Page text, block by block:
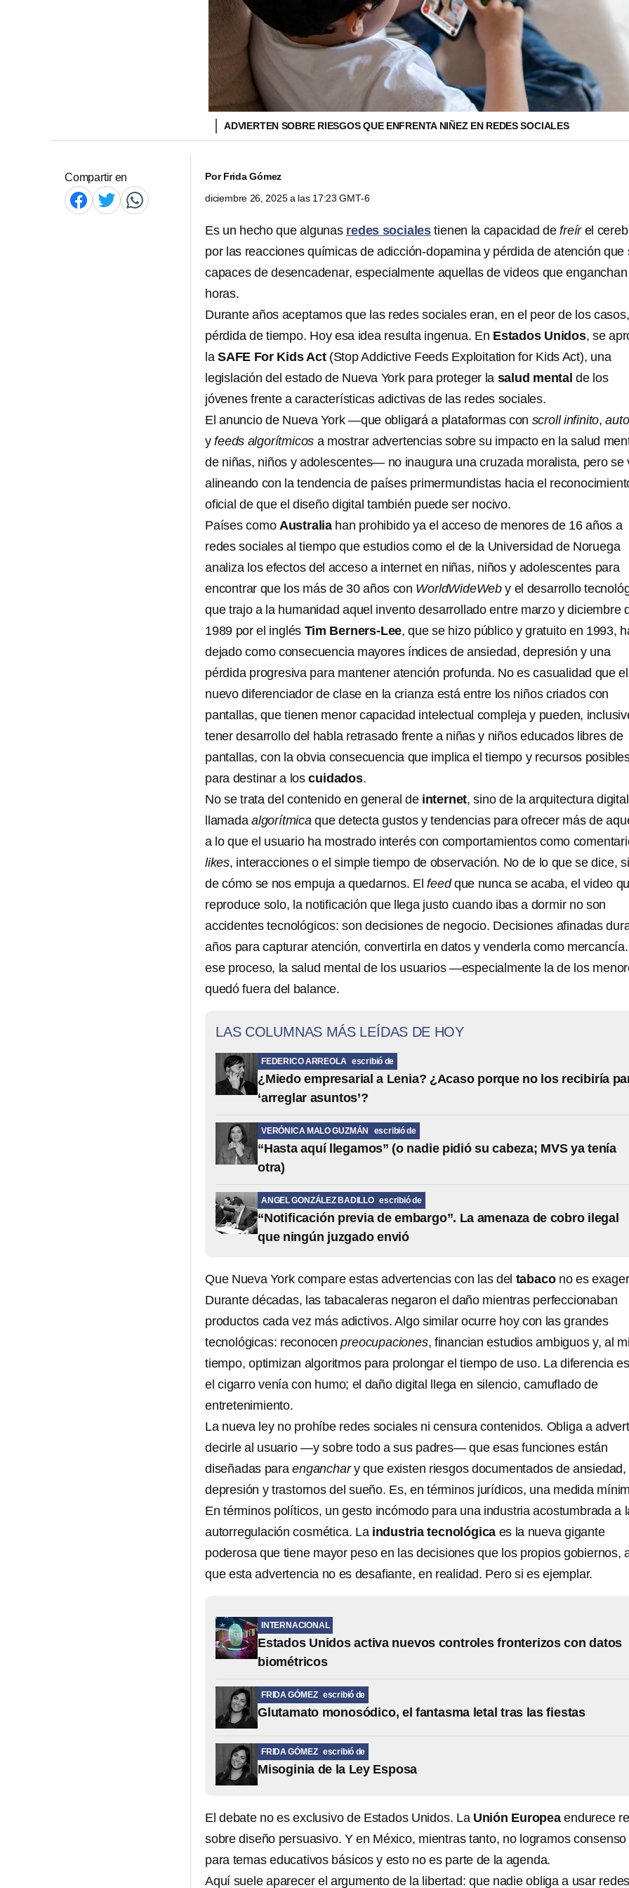
ADVIERTEN SOBRE RIESGOS QUE ENFRENTA NIÑEZ EN REDES SOCIALES
Compartir en PorFrida Gómez
diciembre 26, 2025 a las 17:23 GMT-6
Es un hecho que algunas redes sociales tienen la capacidad defreírel
por las reacciones químicas de adicción-dopamina y pérdida de atención que
capaces de desencadenar, especialmente aquellas de videos que
horas.
Durante años aceptamos que las redes sociales eran, en el peor de los
pérdida de tiempo. Hoy esa idea resulta ingenua. En Estados Unidos, se
la SAFE For Kids Act(Stop Addictive Feeds Exploitation for Kids Act), una
legislación del estado de Nueva York para proteger la salud mentalde los
jóvenes frente a características adictivas de las redes sociales.
El anuncio de Nueva York —que obligará a plataformas con scroll infinito,
yfeeds algorítmicos a mostrar advertencias sobre su impacto en la salud
de niñas, niños y adolescentes— no inaugura una cruzada moralista, pero se
alineando con la tendencia de países primermundistas hacia el
oficial de que el diseño digital también puede ser nocivo.
Países como Australia han prohibido ya el acceso de menores de 16 años a
redes sociales al tiempo que estudios como el de la Universidad de Noruega
analiza los efectos del acceso a internet en niñas, niños y adolescentes para
encontrar que los más de 30 años con WorldWideWeb y el desarrollo
que trajo a la humanidad aquel invento desarrollado entre marzo y diciembre
1989 por el inglés Tim Berners-Lee, que se hizo público y gratuito en 1993,
dejado como consecuencia mayores índices de ansiedad, depresión y una
pérdida progresiva para mantener atención profunda. No es casualidad que el
nuevo diferenciador de clase en la crianza está entre los niños criados con
pantallas, que tienen menor capacidad intelectual compleja y pueden,
tener desarrollo del habla retrasado frente a niñas y niños educados libres de
pantallas, con la obvia consecuencia que implica el tiempo y recursos
para destinar a loscuidados.
No se trata del contenido en general de internet, sino de la arquitectura digital
llamada algorítmicaque detecta gustos y tendencias para ofrecer más de
a lo que el usuario ha mostrado interés con comportamientos como
likes, interacciones o el simple tiempo de observación. No de lo que se dice,
de cómo se nos empuja a quedarnos. Elfeedque nunca se acaba, el video
reproduce solo, la notificación que llega justo cuando ibas a dormir no son
accidentes tecnológicos: son decisiones de negocio. Decisiones afinadas
años para capturar atención, convertirla en datos y venderla como
ese proceso, la salud mental de los usuarios —especialmente la de los
quedó fuera del balance.
LAS COLUMNAS MÁS LEÍDAS DE HOY
FEDERICO ARREOLA escribió de
¿Miedo empresarial a Lenia? ¿Acaso porque no los recibiría
‘arreglar asuntos’?
VERÓNICA MALO GUZMÁN escribió de
“Hasta aquí llegamos” (o nadie pidió su cabeza; MVS ya tenía
otra)
ANGEL GONZÁLEZ BADILLO escribió de
“Notificación previa de embargo”. La amenaza de cobro ilegal
que ningún juzgado envió
Que Nueva York compare estas advertencias con las del tabaco no es
Durante décadas, las tabacaleras negaron el daño mientras perfeccionaban
productos cada vez más adictivos. Algo similar ocurre hoy con las grandes
tecnológicas: reconocenpreocupaciones, financian estudios ambiguos y, al
tiempo, optimizan algoritmos para prolongar el tiempo de uso. La diferencia
el cigarro venía con humo; el daño digital llega en silencio, camuflado de
entretenimiento.
La nueva ley no prohíbe redes sociales ni censura contenidos. Obliga a
decirle al usuario —y sobre todo a sus padres— que esas funciones están
diseñadas paraenganchary que existen riesgos documentados de ansiedad,
depresión y trastornos del sueño. Es, en términos jurídicos, una medida
En términos políticos, un gesto incómodo para una industria acostumbrada a
autorregulación cosmética. La industria tecnológica es la nueva gigante
poderosa que tiene mayor peso en las decisiones que los propios gobiernos,
que esta advertencia no es desafiante, en realidad. Pero si es ejemplar.
INTERNACIONAL
Estados Unidos activa nuevos controles fronterizos con datos
biométricos
FRIDA GÓMEZ escribió de
Glutamato monosódico, el fantasma letal tras las fiestas
FRIDA GÓMEZ escribió de
Misoginia de la Ley Esposa
El debate no es exclusivo de Estados Unidos. LaUnión Europeaendurece
sobre diseño persuasivo. Y en México, mientras tanto, no logramos consenso
para temas educativos básicos y esto no es parte de la agenda.
Aquí suele aparecer el argumento de la libertad: que nadie obliga a usar redes